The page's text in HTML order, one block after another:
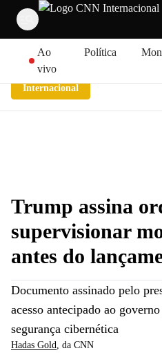
Ao
vivo
Política
Internacional
Trump assina
supervisionar
antes do
Documento assinado pelo
acesso antecipado ao
segurança cibernética
Hadas Gold, da CNN